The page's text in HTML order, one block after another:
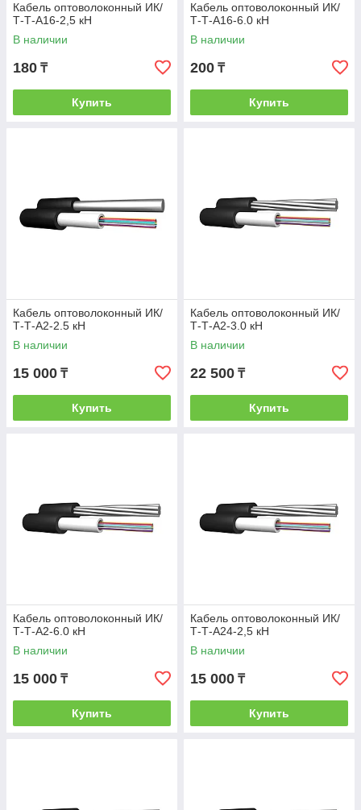
Кабель оптоволоконный ИК/
Т-Т-А16-2,5 кН
В наличии
180 ₸
Купить
Кабель оптоволоконный ИК/
Т-Т-А16-6.0 кН
В наличии
200 ₸
Купить
Кабель оптоволоконный ИК/
Т-Т-А2-2.5 кН
В наличии
15 000 ₸
Купить
Кабель оптоволоконный ИК/
Т-Т-А2-3.0 кН
В наличии
22 500 ₸
Купить
Кабель оптоволоконный ИК/
Т-Т-А2-6.0 кН
В наличии
15 000 ₸
Купить
Кабель оптоволоконный ИК/
Т-Т-А24-2,5 кН
В наличии
15 000 ₸
Купить